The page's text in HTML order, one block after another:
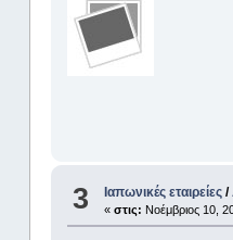
3 Ιαπωνικές εταιρείες /
«στις: Νοέμβριος 10,